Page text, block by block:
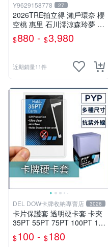
Y9629158778 27
2026TRE拍立得 瀨戶環奈 櫻
空桃 惠里 石川澪涼森玲夢 神
木麗 七森莉莉 西宮夢 渡部穗
乃 本莊鈴 小那海綾 純白彩永
$880 - $3,980
近期銷量11件
DEL DOW卡牌收納專賣店 3026
卡片保護套 透明硬卡套 卡夾
35PT 55PT 75PT 100PT 13
0PT 180PT 寶可夢 寶可夢 遊
戲王 球員卡 球衣卡
$100 - $180